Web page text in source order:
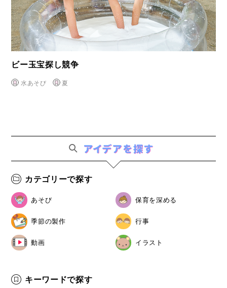
ビー玉宝探し競争
水あそび 夏
カテゴリーで探す
あそび 保育を深める
季節の製作 行事
動画 イラスト
キーワードで探す